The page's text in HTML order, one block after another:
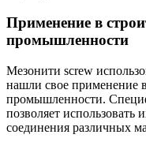
Применение в
промышленности
Мезонити screw
нашли свое применение
промышленности.
позволяет
соединения различных